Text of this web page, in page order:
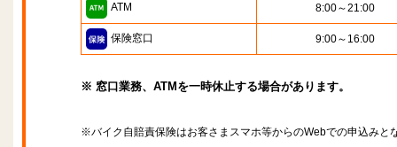
ATM 8:00～21:00
保険窓口 9:00～16:00
※ 窓口業務、ATMを一時休止する場合があります。
※バイク自賠責保険はお客さまスマホ等からのWebでの申込みと